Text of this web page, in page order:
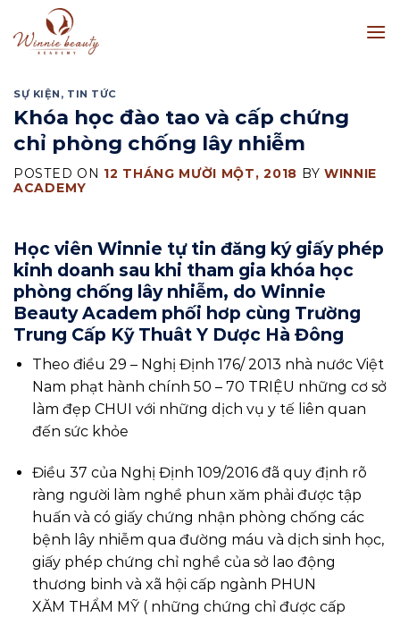
to
content
SỰ KIỆN , TIN TỨC
Khóa học đào tao và cấp chứng
chỉ phòng chống lây nhiễm
POSTED ON 12 THÁNG MƯỜI MỘT, 2018 BY WINNIE
ACADEMY
Học viên Winnie tự tin đăng ký giấy phép
kinh doanh sau khi tham gia khóa học
phòng chống lây nhiễm, do Winnie
Beauty Academ phối hơp cùng Trường
Trung Cấp Kỹ Thuât Y Dược Hà Đông
Theo điều 29 – Nghị Định 176/ 2013 nhà nước Việt
Nam phạt hành chính 50 – 70 TRIỆU những cơ sở
làm đẹp CHUI với những dịch vụ y tế liên quan
đến sức khỏe
Điều 37 của Nghị Định 109/2016 đã quy định rõ
ràng người làm nghề phun xăm phải được tập
huấn và có giấy chứng nhận phòng chống các
bệnh lây nhiễm qua đường máu và dịch sinh học,
giấy phép chứng chỉ nghề của sở lao động
thương binh và xã hội cấp ngành PHUN
XĂM THẨM MỸ ( những chứng chỉ được cấp